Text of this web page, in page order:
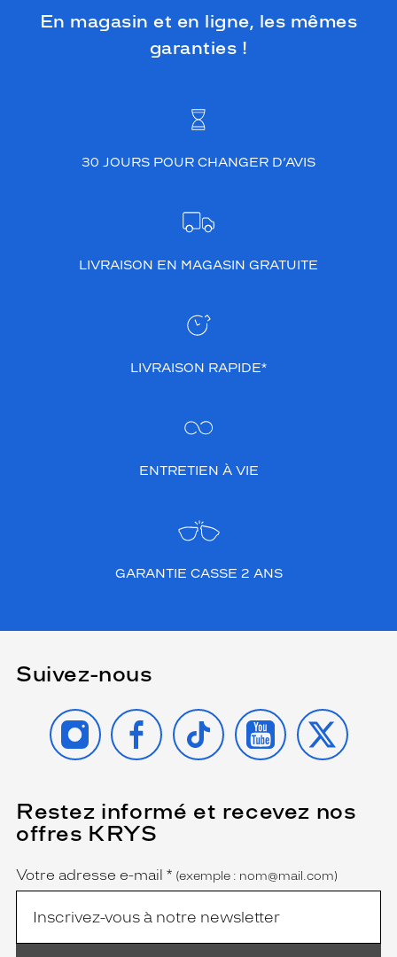
En magasin et en ligne, les mêmes
garanties !
30 JOURS POUR CHANGER D’AVIS
LIVRAISON EN MAGASIN GRATUITE
LIVRAISON RAPIDE*
ENTRETIEN À VIE
GARANTIE CASSE 2 ANS
Suivez-nous
INSTAGRAMFACEBOOK
TIKTOK YOUTUBE
X
Restez informé et recevez nos
offres KRYS
Name
Votre adresse e-mail *
(Ce
champ
est
obligatoire)
(exemple : nom@mail.com)